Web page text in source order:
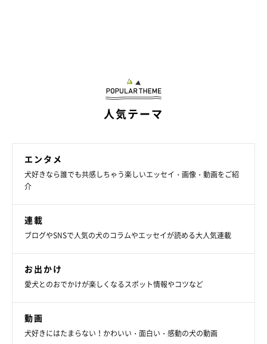
桃亮くんへの思い
人気テーマ
エンタメ
犬好きなら誰でも共感しちゃう楽しいエッセイ・画像・動画をご紹
介
連載
ブログやSNSで人気の犬のコラムやエッセイが読める大人気連載
お出かけ
愛犬とのおでかけが楽しくなるスポット情報やコツなど
動画
犬好きにはたまらない！かわいい・面白い・感動の犬の動画